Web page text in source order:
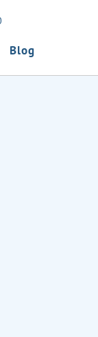
Blog